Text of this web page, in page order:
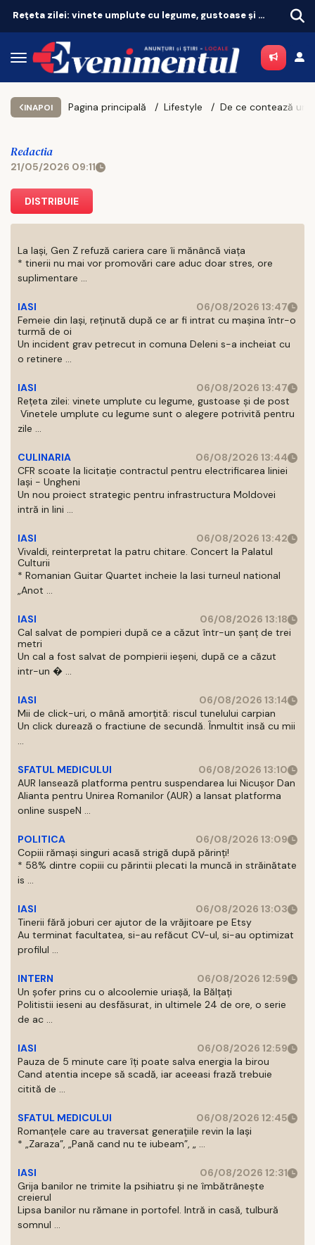
Rețeta zilei: vinete umplute cu legume, gustoase și de post
INAPOI Pagina principală Lifestyle
Redactia
21/05/2026 09:11
DISTRIBUIE
La Iași, Gen Z refuză cariera care îi mănâncă viața
* tinerii nu mai vor promovări care aduc doar stres, ore
suplimentare ...
IASI
06/08/2026 13:47
Femeie din Iași, reținută după ce ar fi intrat cu mașina într-o
turmă de oi
Un incident grav petrecut in comuna Deleni s-a incheiat cu
o retinere ...
IASI
06/08/2026 13:47
Rețeta zilei: vinete umplute cu legume, gustoase și de post
Vinetele umplute cu legume sunt o alegere potrivită pentru
zile ...
CULINARIA
06/08/2026 13:44
CFR scoate la licitație contractul pentru electrificarea liniei
Iași - Ungheni
Un nou proiect strategic pentru infrastructura Moldovei
intră in lini ...
IASI
06/08/2026 13:42
Vivaldi, reinterpretat la patru chitare. Concert la Palatul
Culturii
* Romanian Guitar Quartet incheie la Iasi turneul national
„Anot ...
IASI
06/08/2026 13:18
Cal salvat de pompieri după ce a căzut într-un şanţ de trei
metri
Un cal a fost salvat de pompierii ieşeni, după ce a căzut
intr-un � ...
IASI
06/08/2026 13:14
Mii de click-uri, o mână amorțită: riscul tunelului carpian
Un click durează o fractiune de secundă. Înmultit insă cu mii
...
SFATUL MEDICULUI
06/08/2026 13:10
AUR lansează platforma pentru suspendarea lui Nicușor Dan
Alianta pentru Unirea Romanilor (AUR) a lansat platforma
online suspeN ...
POLITICA
06/08/2026 13:09
Copiii rămași singuri acasă strigă după părinți!
* 58% dintre copiii cu părintii plecati la muncă in străinătate
is ...
IASI
06/08/2026 13:03
Tinerii fără joburi cer ajutor de la vrăjitoare pe Etsy
Au terminat facultatea, si-au refăcut CV-ul, si-au optimizat
profilul ...
INTERN
06/08/2026 12:59
Un șofer prins cu o alcoolemie uriașă, la Bălțați
Politistii ieseni au desfăsurat, in ultimele 24 de ore, o serie
de ac ...
IASI
06/08/2026 12:59
Pauza de 5 minute care îți poate salva energia la birou
Cand atentia incepe să scadă, iar aceeasi frază trebuie
citită de ...
SFATUL MEDICULUI
06/08/2026 12:45
Romanțele care au traversat generațiile revin la Iași
* „Zaraza”, „Pană cand nu te iubeam”, „ ...
IASI
06/08/2026 12:31
Grija banilor ne trimite la psihiatru și ne îmbătrânește
creierul
Lipsa banilor nu rămane in portofel. Intră in casă, tulbură
somnul ...